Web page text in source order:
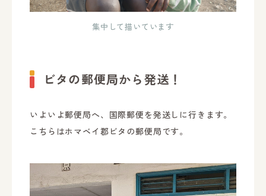
集中して描いています
ビタの郵便局から発送！
いよいよ郵便局へ、国際郵便を発送しに行きます。
こちらはホマベイ郡ビタの郵便局です。